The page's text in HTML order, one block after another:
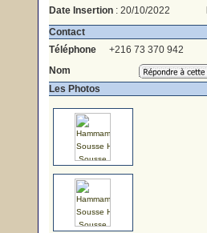
Date Insertion: 20/10/2022
Contact
Téléphone
+216 73 370 942
Nom
Les Photos